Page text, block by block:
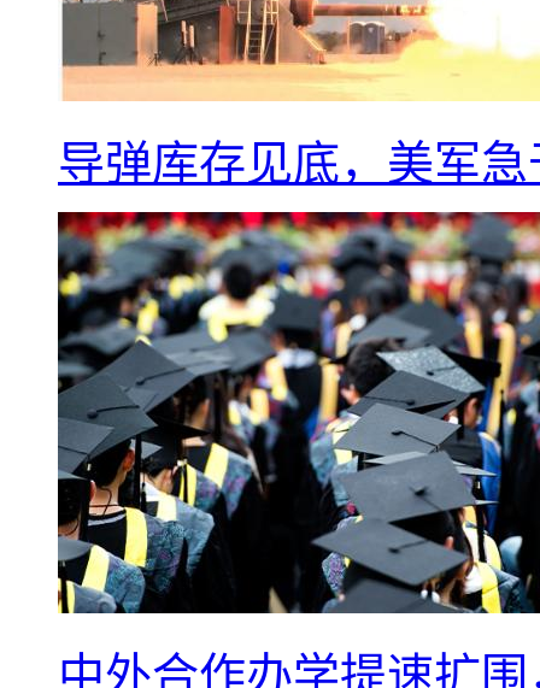
导弹库存见底，美军
中外合作办学提速扩